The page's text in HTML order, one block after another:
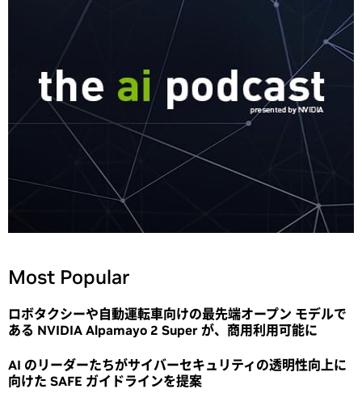
Most Popular
ロボタクシーや自動運転車向けの最先端オープン モデルで
ある NVIDIA Alpamayo 2 Super が、商用利用可能に
AI のリーダーたちがサイバーセキュリティの透明性向上に
向けた SAFE ガイドラインを提案